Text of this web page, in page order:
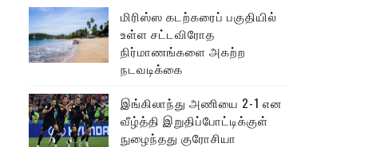
மிரிஸ்ஸ கடற்கரைப் பகுதியில்
உள்ள சட்டவிரோத
நிர்மாணங்களை அகற்ற
நடவடிக்கை
இங்கிலாந்து அணியை 2-1 என
வீழ்த்தி இறுதிப்போட்டிக்குள்
நுழைந்தது குரோசியா